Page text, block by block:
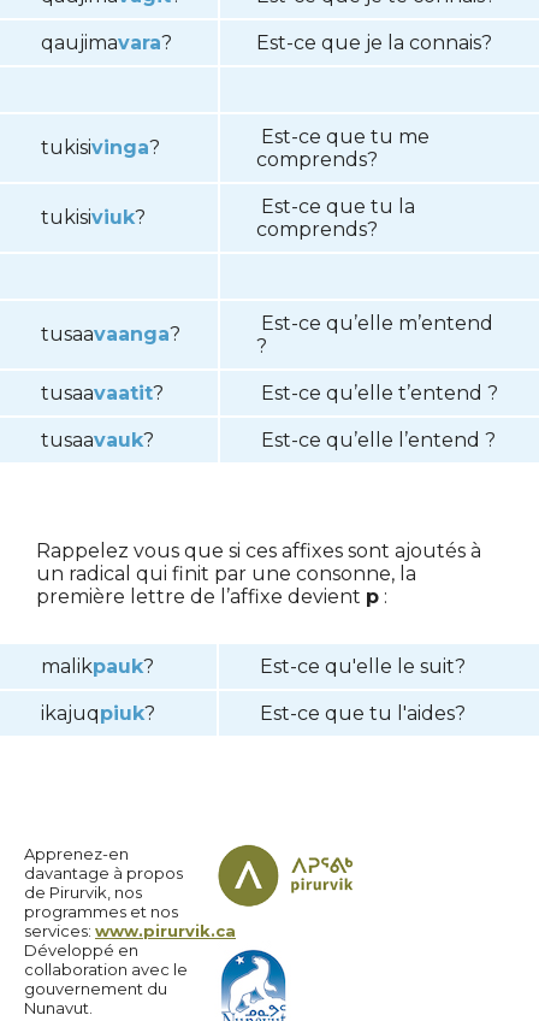
qaujimavara? Est-ce que je la connais?
tukisivinga?
Est-ce que tu me
comprends?
tukisiviuk?
Est-ce que tu la
comprends?
tusaavaanga?
Est-ce qu’elle m’entend
?
tusaavaatit? Est-ce qu’elle t’entend ?
tusaavauk? Est-ce qu’elle l’entend ?
Rappelez vous que si ces affixes sont ajoutés à
un radical qui finit par une consonne, la
première lettre de l’affixe devient p :
malikpauk? Est-ce qu'elle le suit?
ikajuqpiuk? Est-ce que tu l'aides?
Apprenez-en
davantage à propos
de Pirurvik, nos
programmes et nos
services: www.pirurvik.ca
Développé en
collaboration avec le
gouvernement du
Nunavut.